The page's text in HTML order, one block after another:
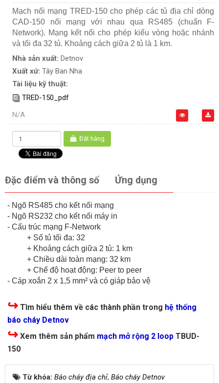
Mạch nối mạng TRED-150 cho phép các tủ địa chỉ dòng
CAD-150 nối mạng với nhau qua RS485 (chuẩn F-
Network). Mạng kết nối cho phép kiểu vòng hoặc nhánh
và tối đa 32 tủ. Khoảng cách giữa 2 tủ là 1 km.
Nhà sản xuất: Detnov
Xuất xứ: Tây Ban Nha
Tài liệu kỹ thuật:
TRED-150_pdf
N/A
Đặt hàng
Đặc điểm và thông số Ứng dụng
- Ngõ RS485 cho kết nối mạng
- Ngõ RS232 cho kết nối máy in
- Cấu trúc mạng F-Network
+ Số tủ tối đa: 32
+ Khoảng cách giữa 2 tủ: 1 km
+ Chiều dài toàn mạng: 32 km
+ Chế độ hoạt động: Peer to peer
- Cáp xoắn 2 x 1,5 mm² và có giáp bảo vệ
↪ Tìm hiểu thêm về các thành phần trong hệ thống
báo cháy Detnov
↪ Xem thêm sản phẩm mạch mở rộng 2 loop TBUD-
150
Từ khóa: Báo cháy địa chỉ, Báo cháy Detnov